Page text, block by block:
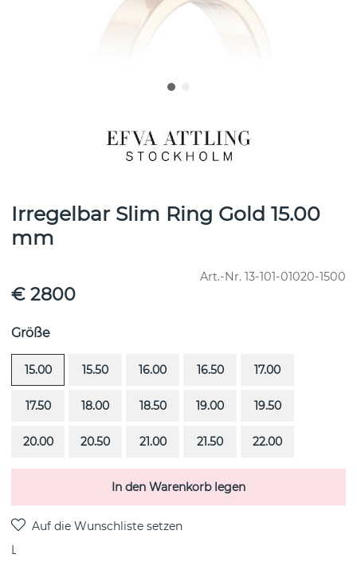
Irregelbar Slim Ring Gold 15.00
mm
Art.-Nr. 13-101-01020-1500
€ 2800
Größe
15.00 15.50 16.00 16.50 17.00
17.50 18.00 18.50 19.00 19.50
20.00 20.50 21.00 21.50 22.00
In den Warenkorb legen
Lieferung: